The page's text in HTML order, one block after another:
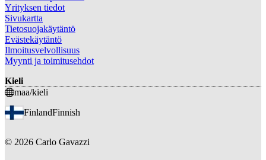
Yrityksen tiedot
Sivukartta
Tietosuojakäytäntö
Evästekäytäntö
Ilmoitusvelvollisuus
Myynti ja toimitusehdot
Kieli
maa/kieli
FinlandFinnish
© 2026 Carlo Gavazzi